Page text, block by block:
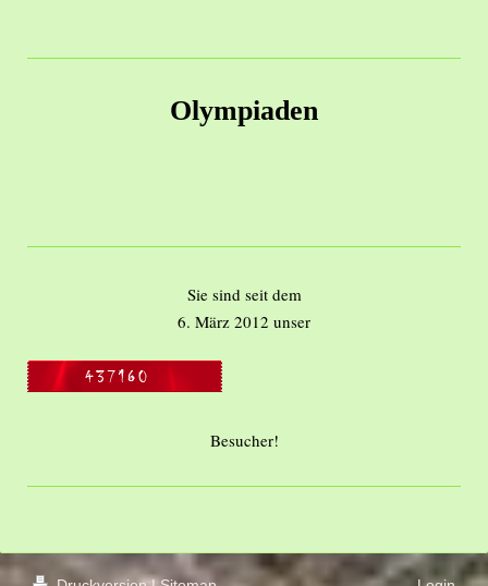
Olympiaden
Sie sind seit dem
6. März 2012 unser
Besucher!